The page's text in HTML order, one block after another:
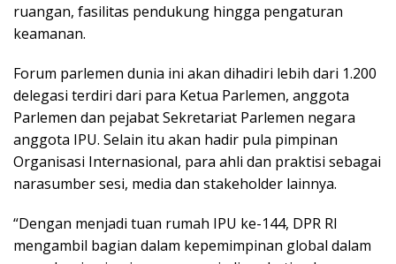
ruangan, fasilitas pendukung hingga pengaturan
keamanan.
Forum parlemen dunia ini akan dihadiri lebih dari 1.200
delegasi terdiri dari para Ketua Parlemen, anggota
Parlemen dan pejabat Sekretariat Parlemen negara
anggota IPU. Selain itu akan hadir pula pimpinan
Organisasi Internasional, para ahli dan praktisi sebagai
narasumber sesi, media dan stakeholder lainnya.
“Dengan menjadi tuan rumah IPU ke-144, DPR RI
mengambil bagian dalam kepemimpinan global dalam